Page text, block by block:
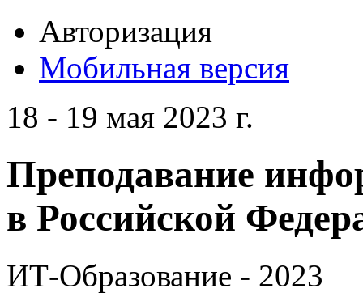
Авторизация
Мобильная версия
18 - 19 мая 2023 г.
Преподавание
в Российской
ИТ-Образование - 2023